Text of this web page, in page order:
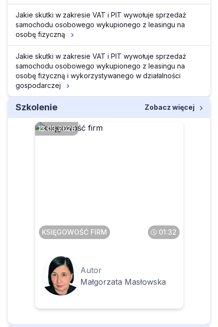
Jakie skutki w zakresie VAT i PIT wywołuje sprzedaż
samochodu osobowego wykupionego z leasingu na
osobę fizyczną
Jakie skutki w zakresie VAT i PIT wywołuje sprzedaż
samochodu osobowego wykupionego z leasingu na
osobę fizyczną i wykorzystywanego w działalności
gospodarczej
Szkolenie Zobacz więcej
13.03.2026
KSIĘGOWOŚĆ FIRM 01:32
Autor
Małgorzata Masłowska